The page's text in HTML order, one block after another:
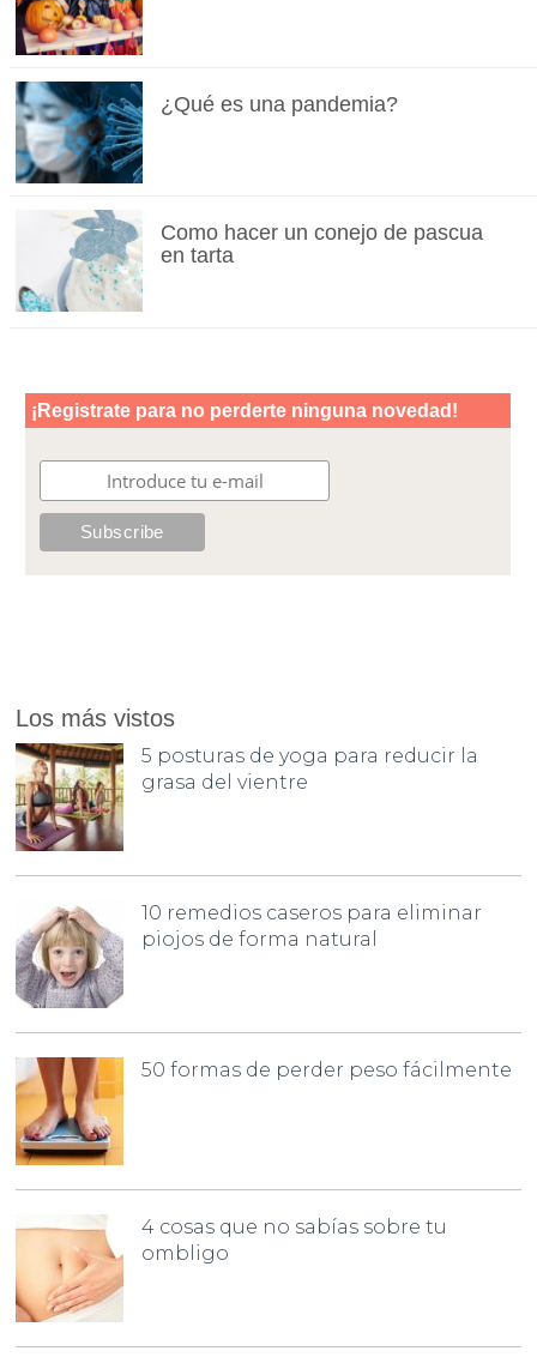
¿Qué es una pandemia?
Como hacer un conejo de pascua
en tarta
Los más vistos
5 posturas de yoga para reducir la
grasa del vientre
10 remedios caseros para eliminar
piojos de forma natural
50 formas de perder peso fácilmente
4 cosas que no sabías sobre tu
ombligo